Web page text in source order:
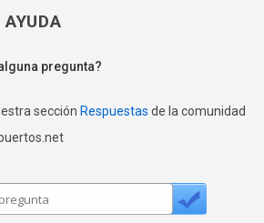
pregunta?
sección Respuestas de la comunidad